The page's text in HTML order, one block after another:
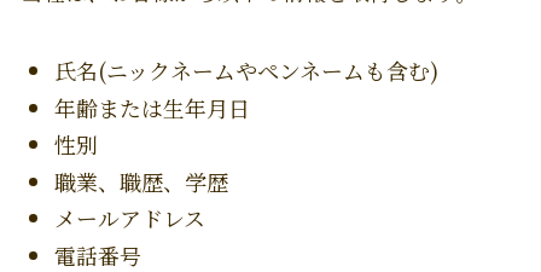
氏名(ニックネームやペンネームも含む)
年齢または生年月日
性別
職業、職歴、学歴
メールアドレス
電話番号